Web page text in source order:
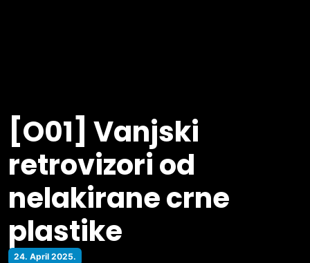
[O01] Vanjski
retrovizori od
nelakirane crne
plastike
24. April 2025.